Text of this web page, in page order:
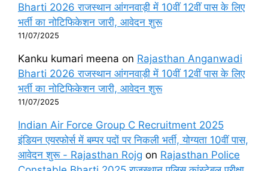
Bharti 2026 राजस्थान आंगनवाड़ी में 10वीं 12वीं पास के लिए
भर्ती का नोटिफिकेशन जारी, आवेदन शुरू
11/07/2025
Kanku kumari meena on Rajasthan Anganwadi
Bharti 2026 राजस्थान आंगनवाड़ी में 10वीं 12वीं पास के लिए
भर्ती का नोटिफिकेशन जारी, आवेदन शुरू
11/07/2025
Indian Air Force Group C Recruitment 2025
इंडियन एयरफोर्स में बम्पर पदों पर निकली भर्ती, योग्यता 10वीं पास,
आवेदन शुरू - Rajasthan Rojg on Rajasthan Police